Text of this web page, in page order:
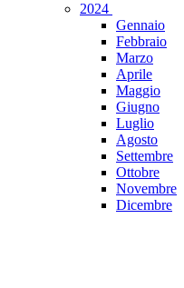
2024
Gennaio
Febbraio
Marzo
Aprile
Maggio
Giugno
Luglio
Agosto
Settembre
Ottobre
Novembre
Dicembre